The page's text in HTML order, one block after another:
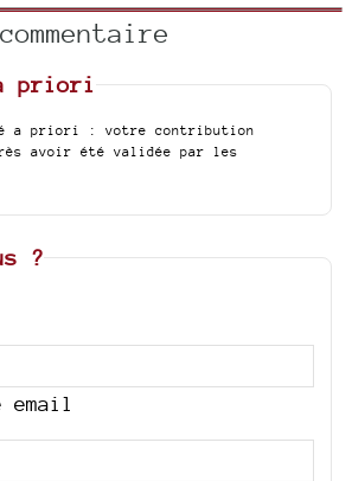
priori
a priori : votre contribution
avoir été validée par les
?
email